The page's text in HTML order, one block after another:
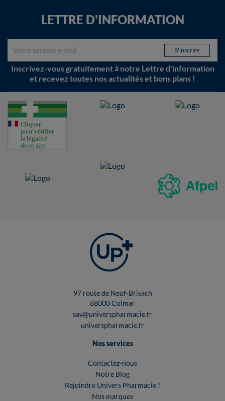
LETTRE D'INFORMATION
Inscrivez-vous gratuitement à notre Lettre d'information
et recevez toutes nos actualités et bons plans !
97 route de Neuf-Brisach
68000 Colmar
sav@universpharmacie.fr
universpharmacie.fr
Nos services
Contactez-nous
Notre Blog
Rejoindre Univers Pharmacie ?
Nos marques